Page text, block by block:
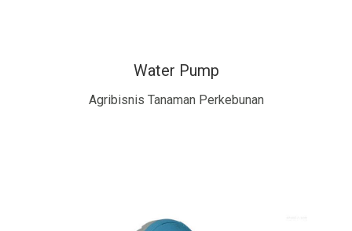
Water Pump
Agribisnis Tanaman Perkebunan